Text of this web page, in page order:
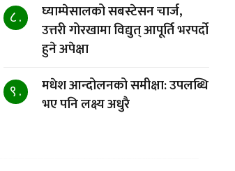
८ .
घ्याम्पेसालको सबस्टेसन चार्ज,
उत्तरी गोरखामा विद्युत् आपूर्ति भरपर्दो
हुने अपेक्षा
९ .
मधेश आन्दोलनको समीक्षा: उपलब्धि
भए पनि लक्ष्य अधुरै